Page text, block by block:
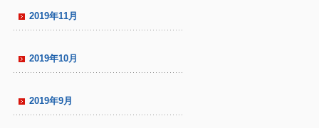
2019年11月
2019年10月
2019年9月